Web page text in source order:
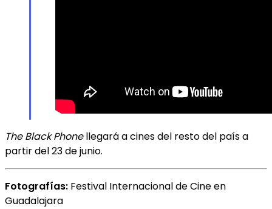
The Black Phonellegará a cines del resto del país a
partir del 23 de junio.
Fotografías: Festival Internacional de Cine en
Guadalajara